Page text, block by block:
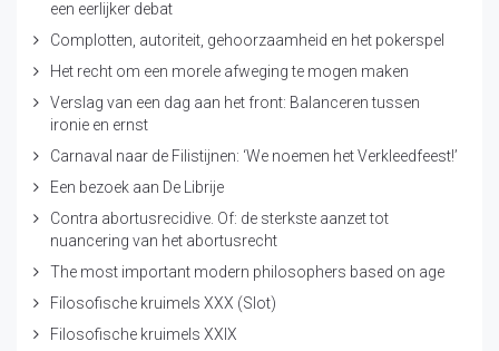
een eerlijker debat
Complotten, autoriteit, gehoorzaamheid en het pokerspel
Het recht om een morele afweging te mogen maken
Verslag van een dag aan het front: Balanceren tussen
ironie en ernst
Carnaval naar de Filistijnen: ‘We noemen het Verkleedfeest!’
Een bezoek aan De Librije
Contra abortusrecidive. Of: de sterkste aanzet tot
nuancering van het abortusrecht
The most important modern philosophers based on age
Filosofische kruimels XXX (Slot)
Filosofische kruimels XXIX